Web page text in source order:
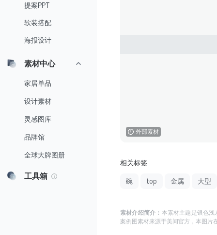
提案PPT
软装搭配
海报设计
素材中心
家居单品
设计素材
灵感图库
品牌馆
全球大牌图册
工具箱
外部素材
相关标签
碗 top 金属 大型
素材介绍简介： 本素材主题是银色浅
案例图 素材来源于美间官方 ，本图片